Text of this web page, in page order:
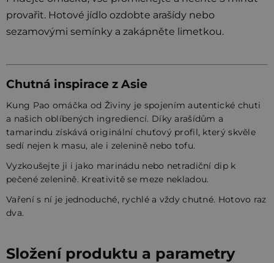
provařit. Hotové jídlo ozdobte arašídy nebo
sezamovými semínky a zakápněte limetkou.
Chutná inspirace z Asie
Kung Pao omáčka od Živiny je spojením autentické chuti
a našich oblíbených ingrediencí. Díky arašídům a
tamarindu získává originální chuťový profil, který skvěle
sedí nejen k masu, ale i zelenině nebo tofu.
Vyzkoušejte ji i jako marinádu nebo netradiční dip k
pečené zelenině. Kreativitě se meze nekladou.
Vaření s ní je jednoduché, rychlé a vždy chutné. Hotovo raz
dva.
Složení produktu a parametry